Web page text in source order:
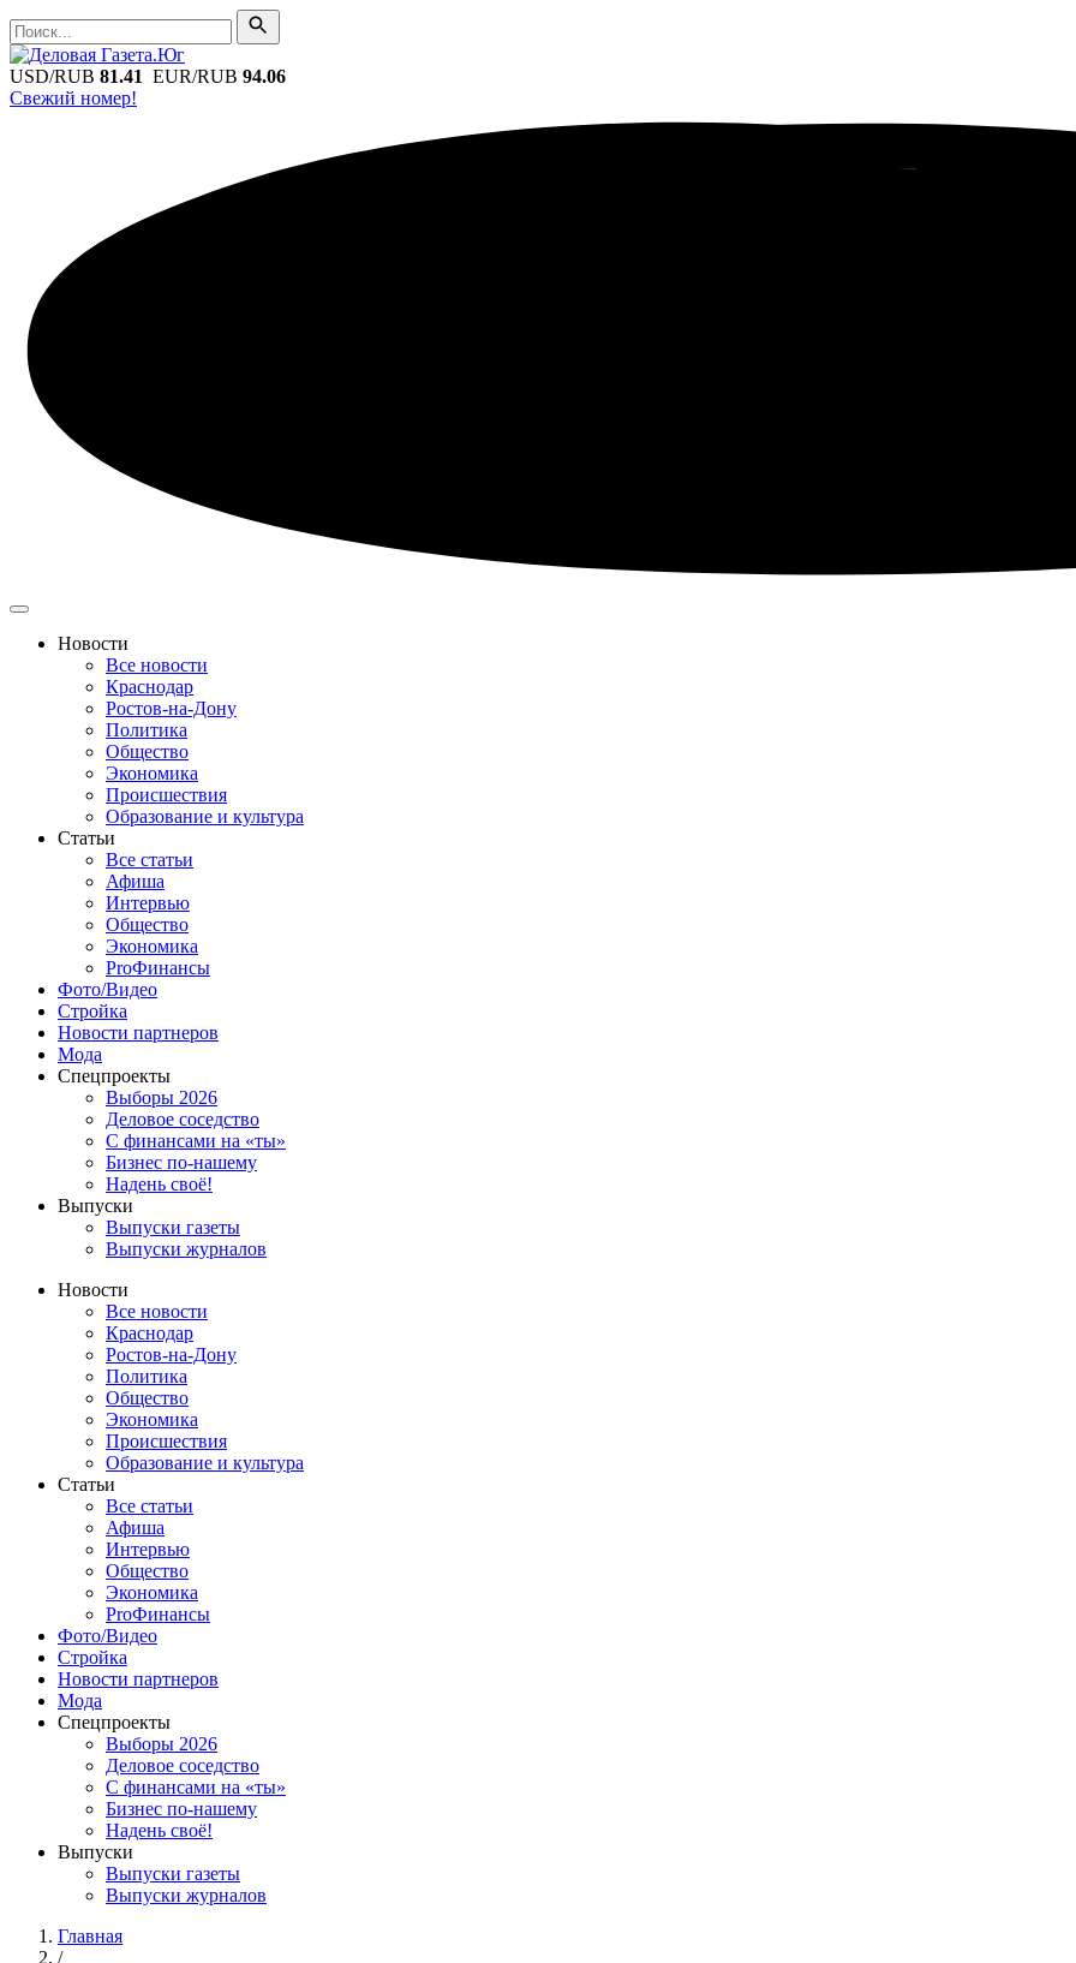
Поиск
Поиск
USD/RUB 81.41 EUR/RUB 94.06
Свежий номер!
Новости
Все новости
Краснодар
Ростов-на-Дону
Политика
Общество
Экономика
Происшествия
Образование и культура
Статьи
Все статьи
Афиша
Интервью
Общество
Экономика
ProФинансы
Фото/Видео
Стройка
Новости партнеров
Мода
Спецпроекты
Выборы 2026
Деловое соседство
С финансами на «ты»
Бизнес по-нашему
Надень своё!
Выпуски
Выпуски газеты
Выпуски журналов
Новости
Все новости
Краснодар
Ростов-на-Дону
Политика
Общество
Экономика
Происшествия
Образование и культура
Статьи
Все статьи
Афиша
Интервью
Общество
Экономика
ProФинансы
Фото/Видео
Стройка
Новости партнеров
Мода
Спецпроекты
Выборы 2026
Деловое соседство
С финансами на «ты»
Бизнес по-нашему
Надень своё!
Выпуски
Выпуски газеты
Выпуски журналов
Главная
/